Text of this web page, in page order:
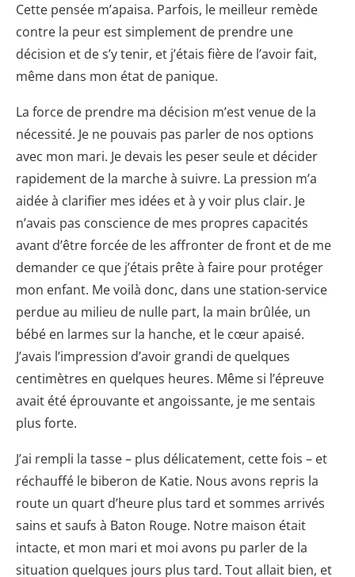
Cette pensée m’apaisa. Parfois, le meilleur remède
contre la peur est simplement de prendre une
décision et de s’y tenir, et j’étais fière de l’avoir fait,
même dans mon état de panique.
La force de prendre ma décision m’est venue de la
nécessité. Je ne pouvais pas parler de nos options
avec mon mari. Je devais les peser seule et décider
rapidement de la marche à suivre. La pression m’a
aidée à clarifier mes idées et à y voir plus clair. Je
n’avais pas conscience de mes propres capacités
avant d’être forcée de les affronter de front et de me
demander ce que j’étais prête à faire pour protéger
mon enfant. Me voilà donc, dans une station-service
perdue au milieu de nulle part, la main brûlée, un
bébé en larmes sur la hanche, et le cœur apaisé.
J’avais l’impression d’avoir grandi de quelques
centimètres en quelques heures. Même si l’épreuve
avait été éprouvante et angoissante, je me sentais
plus forte.
J’ai rempli la tasse – plus délicatement, cette fois – et
réchauffé le biberon de Katie. Nous avons repris la
route un quart d’heure plus tard et sommes arrivés
sains et saufs à Baton Rouge. Notre maison était
intacte, et mon mari et moi avons pu parler de la
situation quelques jours plus tard. Tout allait bien, et